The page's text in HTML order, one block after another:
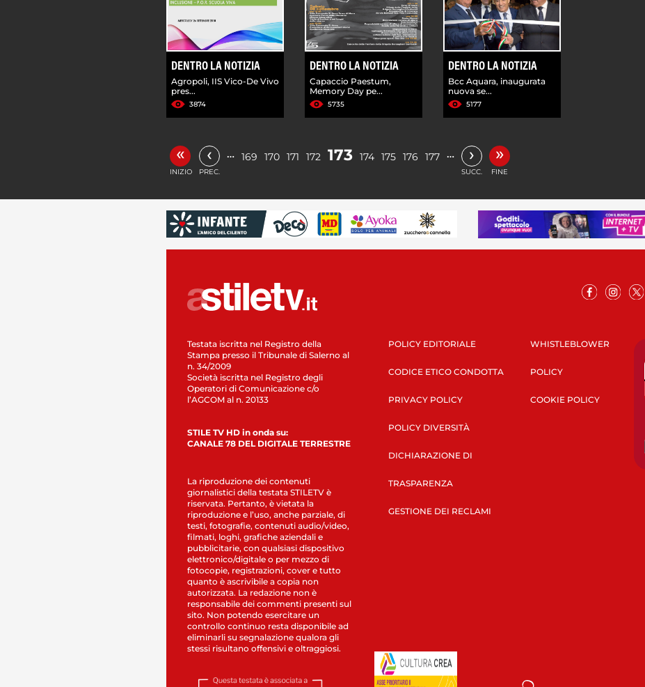
DENTRO LA NOTIZIA
Agropoli, IIS Vico-De Vivo
pres...
3874
DENTRO LA NOTIZIA
Capaccio Paestum,
Memory Day pe...
5735
DENTRO LA NOTIZIA
Bcc Aquara, inaugurata
nuova se...
5177
«
INIZIO
‹
PREC.
… 169 170 171 172 173 174 175 176 177 … ›
SUCC.
»
FINE
Testata iscritta nel Registro della
Stampa presso il Tribunale di Salerno al
n. 34/2009
Società iscritta nel Registro degli
Operatori di Comunicazione c/o
l’AGCOM al n. 20133
STILE TV HD in onda su:
CANALE 78 DEL DIGITALE TERRESTRE
La riproduzione dei contenuti
giornalistici della testata STILETV è
riservata. Pertanto, è vietata la
riproduzione e l’uso, anche parziale, di
testi, fotografie, contenuti audio/video,
filmati, loghi, grafiche aziendali e
pubblicitarie, con qualsiasi dispositivo
elettronico/digitale o per mezzo di
fotocopie, registrazioni, cover e tutto
quanto è ascrivibile a copia non
autorizzata. La redazione non è
responsabile dei commenti presenti sul
sito. Non potendo esercitare un
controllo continuo resta disponibile ad
eliminarli su segnalazione qualora gli
stessi risultano offensivi e oltraggiosi.
POLICY EDITORIALE
CODICE ETICO CONDOTTA
PRIVACY POLICY
POLICY DIVERSITÀ
DICHIARAZIONE DI
TRASPARENZA
GESTIONE DEI RECLAMI
WHISTLEBLOWER
POLICY
COOKIE POLICY